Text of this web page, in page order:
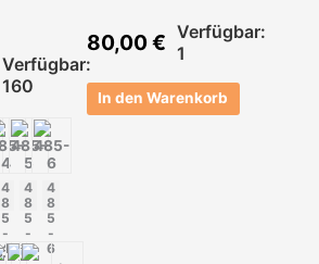
Verfügbar:
160
4
8
5
-
4
4
8
5
-
5
4
8
5
-
6
80,00€ Verfügbar:
1
In den Warenkorb